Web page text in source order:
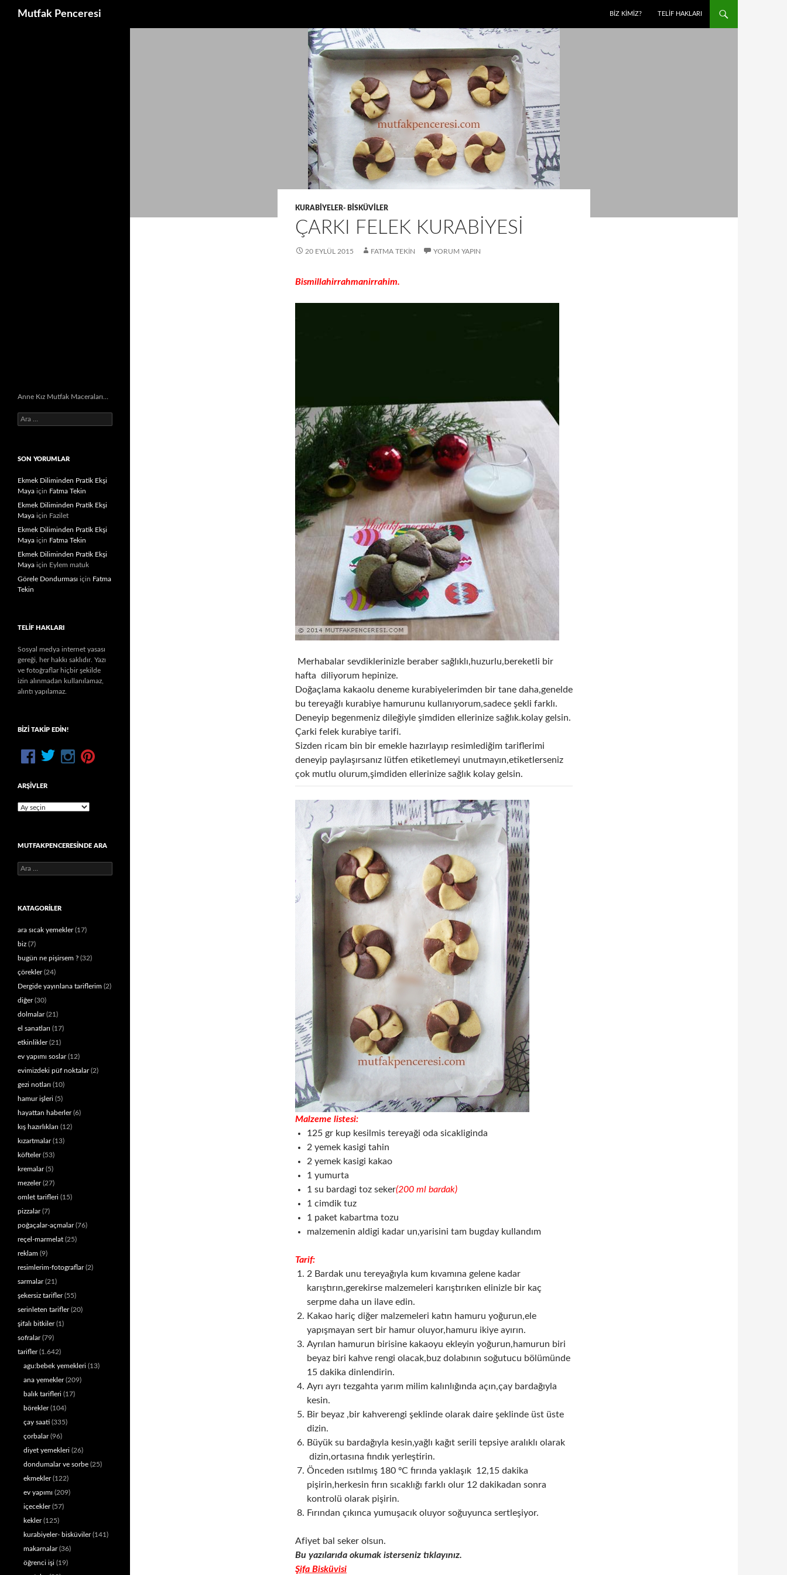
Mutfak Penceresi BIZ KIMIZ? TELIF HAKLARI
KURABIYELER- BISKÜVILER
ÇARKI FELEK KURABIYESI
20 EYLÜL 2015 FATMA TEKIN YORUM YAPIN
Bismillahirrahmanirrahim.
Merhabalar sevdiklerinizle beraber sağlıklı,huzurlu,bereketli bir
hafta diliyorum hepinize.
Doğaçlama kakaolu deneme kurabiyelerimden bir tane daha,genelde
bu tereyağlı kurabiye hamurunu kullanıyorum,sadece şekli farklı.
Deneyip begenmeniz dileğiyle şimdiden ellerinize sağlık.kolay gelsin.
Çarki felek kurabiye tarifi.
Sizden ricam bin bir emekle hazırlayıp resimlediğim tariflerimi
deneyip paylaşırsanız lütfen etiketlemeyi unutmayın,etiketlerseniz
çok mutlu olurum,şimdiden ellerinize sağlık kolay gelsin.
Malzeme listesi:
125 gr kup kesilmis tereyaği oda sicakliginda
2 yemek kasigi tahin
2 yemek kasigi kakao
1 yumurta
1 su bardagi toz seker(200 ml bardak)
1 cimdik tuz
1 paket kabartma tozu
malzemenin aldigi kadar un,yarisini tam bugday kullandım
Tarif:
2 Bardak unu tereyağıyla kum kıvamına gelene kadar
karıştırın,gerekirse malzemeleri karıştırıken elinizle bir kaç
serpme daha un ilave edin.
Kakao hariç diğer malzemeleri katın hamuru yoğurun,ele
yapışmayan sert bir hamur oluyor,hamuru ikiye ayırın.
Ayrılan hamurun birisine kakaoyu ekleyin yoğurun,hamurun biri
beyaz biri kahve rengi olacak,buz dolabının soğutucu bölümünde
15 dakika dinlendirin.
Ayrı ayrı tezgahta yarım milim kalınlığında açın,çay bardağıyla
kesin.
Bir beyaz ,bir kahverengi şeklinde olarak daire şeklinde üst üste
dizin.
Büyük su bardağıyla kesin,yağlı kağıt serili tepsiye aralıklı olarak
dizin,ortasına fındık yerleştirin.
Önceden ısıtılmış 180 ºC fırında yaklaşık 12,15 dakika
pişirin,herkesin fırın sıcaklığı farklı olur 12 dakikadan sonra
kontrolü olarak pişirin.
Fırından çıkınca yumuşacık oluyor soğuyunca sertleşiyor.
Afiyet bal seker olsun.
Bu yazılarıda okumak isterseniz tıklayınız.
Şifa Bisküvisi
Anne Kız Mutfak Maceraları…
Arama:
SON YORUMLAR
Ekmek Diliminden Pratik Ekşi
Maya için Fatma Tekin
Ekmek Diliminden Pratik Ekşi
Maya için Fazilet
Ekmek Diliminden Pratik Ekşi
Maya için Fatma Tekin
Ekmek Diliminden Pratik Ekşi
Maya için Eylem matuk
Görele Dondurması için Fatma
Tekin
TELIF HAKLARI
Sosyal medya internet yasası
gereği, her hakkı saklıdır. Yazı
ve fotoğraflar hiçbir şekilde
izin alınmadan kullanılamaz,
alıntı yapılamaz.
BIZI TAKIP EDIN!
ARŞIVLER
Arşivler
MUTFAKPENCERESINDE ARA
Arama:
KATAGORILER
ara sıcak yemekler(17)
biz (7)
bugün ne pişirsem ? (32)
çörekler(24)
Dergide yayınlana tariflerim (2)
diğer(30)
dolmalar(21)
el sanatları (17)
etkinlikler(21)
ev yapımı soslar(12)
evimizdeki püf noktalar(2)
gezi notları (10)
hamur işleri (5)
hayattan haberler(6)
kış hazırlıkları (12)
kızartmalar(13)
köfteler(53)
kremalar(5)
mezeler(27)
omlet tarifleri (15)
pizzalar(7)
poğaçalar-açmalar(76)
reçel-marmelat (25)
reklam (9)
resimlerim-fotograflar(2)
sarmalar(21)
şekersiz tarifler(55)
serinleten tarifler(20)
şifalı bitkiler(1)
sofralar(79)
tarifler(1.642)
agu:bebek yemekleri (13)
ana yemekler(209)
balık tarifleri (17)
börekler(104)
çay saati (335)
çorbalar(96)
diyet yemekleri (26)
dondumalar ve sorbe (25)
ekmekler(122)
ev yapımı (209)
içecekler(57)
kekler(125)
kurabiyeler- bisküviler(141)
makarnalar(36)
öğrenci işi (19)